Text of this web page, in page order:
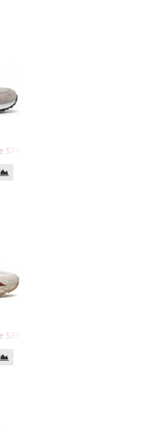
Silver Summer Fog
Festival Pack Clay